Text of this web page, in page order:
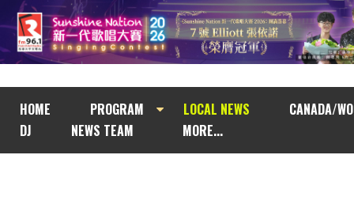
HOME PROGRAM LOCAL NEWS
CANADA/
DJ
NEWS TEAM MORE...